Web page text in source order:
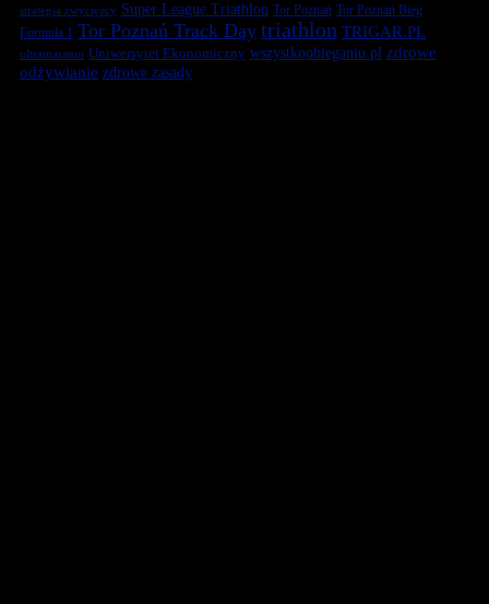
strategia zwycięzcy Super League Triathlon Tor Poznań Tor Poznań Bieg
Formuła 1 Tor Poznań Track Day triathlon TRIGAR.PL
ultramaraton Uniwersytet Ekonomiczny wszystkoobieganiu.pl zdrowe
odżywianie zdrowe zasady